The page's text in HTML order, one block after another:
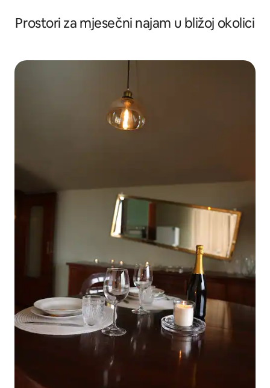
Prostori za mjesečni najam u bližoj okolici